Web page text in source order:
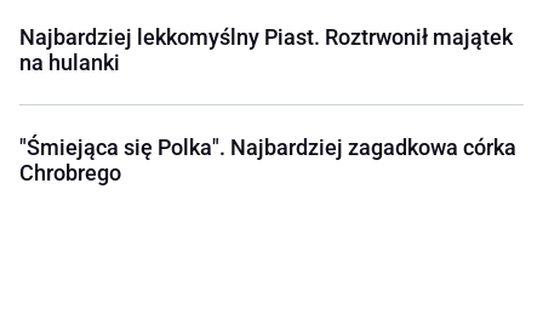
Najbardziej lekkomyślny Piast. Roztrwonił majątek
na hulanki
"Śmiejąca się Polka". Najbardziej zagadkowa córka
Chrobrego